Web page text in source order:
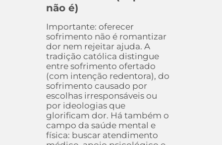
não é)
Importante: oferecer
sofrimento não é romantizar
dor nem rejeitar ajuda. A
tradição católica distingue
entre sofrimento ofertado
(com intenção redentora), do
sofrimento causado por
escolhas irresponsáveis ou
por ideologias que
glorificam dor. Há também o
campo da saúde mental e
física: buscar atendimento